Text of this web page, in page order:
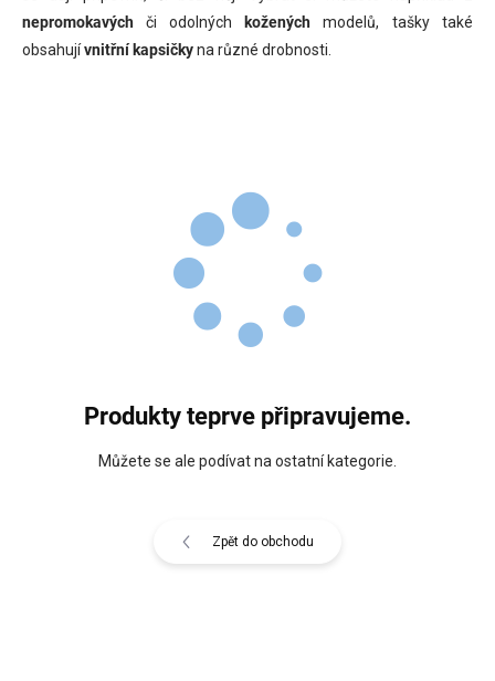
nepromokavých či odolných kožených modelů, tašky také
obsahujívnitřní kapsičkyna různé drobnosti.
Produkty teprve připravujeme.
Můžete se ale podívat na ostatní kategorie.
Zpět do obchodu